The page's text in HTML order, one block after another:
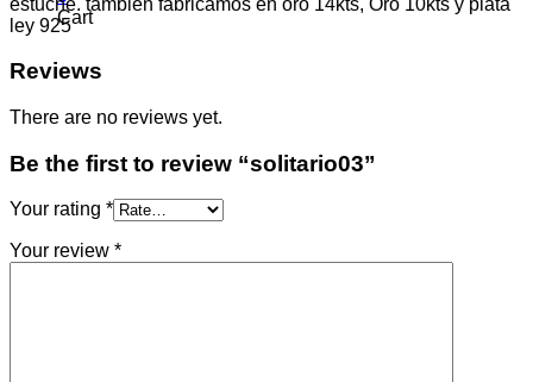
Cart
ley 925
Reviews
There are no reviews yet.
Be the first to review “solitario03”
Your rating *
Your review *